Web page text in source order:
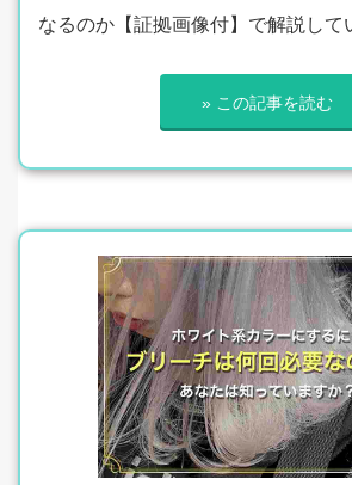
なるのか【証拠画像付】で解説し
» この記事を読む